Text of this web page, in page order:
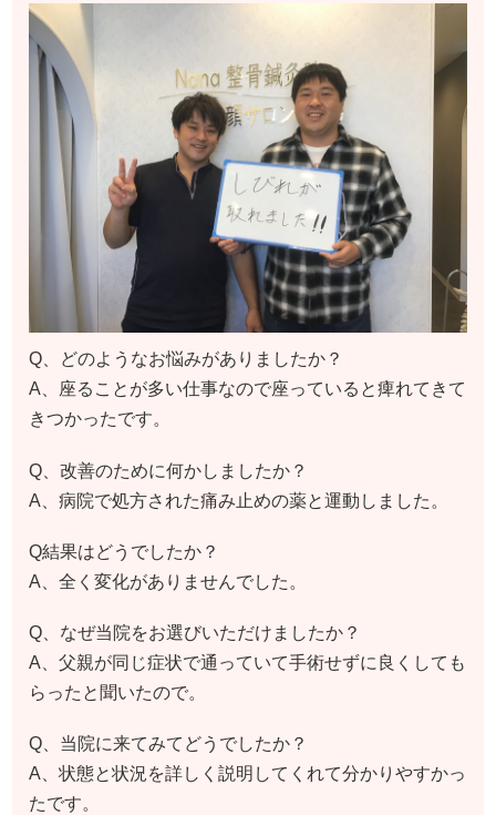
Q、どのようなお悩みがありましたか？
A、座ることが多い仕事なので座っていると痺れてきて
きつかったです。
Q、改善のために何かしましたか？
A、病院で処方された痛み止めの薬と運動しました。
Q結果はどうでしたか？
A、全く変化がありませんでした。
Q、なぜ当院をお選びいただけましたか？
A、父親が同じ症状で通っていて手術せずに良くしても
らったと聞いたので。
Q、当院に来てみてどうでしたか？
A、状態と状況を詳しく説明してくれて分かりやすかっ
たです。